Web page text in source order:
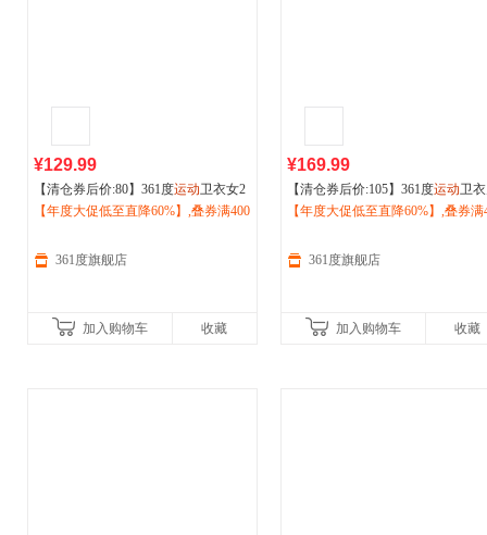
¥129.99
【清仓券后价:80】361度运动卫衣女2
026秋季新款可调节下摆套头卫衣休闲
【年度大促低至直降60%】,叠券满400
361度旗舰店
加入购物车 收藏
¥169.99
【清仓券后价:105】361度运动卫
2026春秋季新款加绒套头休闲卫衣
【年度大促低至直降60%】,叠券满
361度旗舰店
加入购物车 收藏